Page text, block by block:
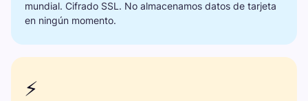
mundial. Cifrado SSL. No almacenamos datos de tarjeta
en ningún momento.
⚡